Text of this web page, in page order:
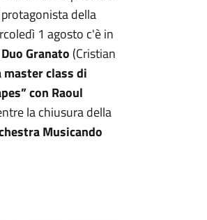
della
1 agosto c'è in
Duo Granato (Cristian
class di
con Raoul
la chiusura della
Musicando